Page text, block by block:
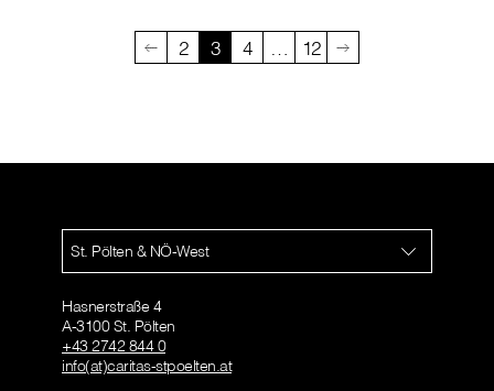
2 3 4 … 12
St. Pölten & NÖ-West
Hasnerstraße 4
A-3100 St. Pölten
+43 2742 844 0
info(at)caritas-stpoelten.at